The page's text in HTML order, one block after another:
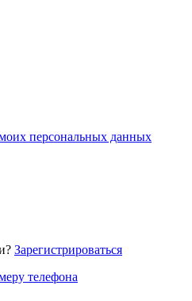
персональных данных
Зарегистрироваться
телефона